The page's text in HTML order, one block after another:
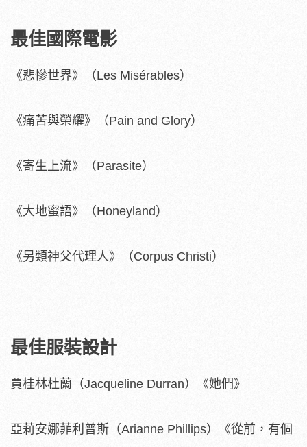
最佳國際電影
《悲慘世界》（Les Misérables）
《痛苦與榮耀》（Pain and Glory）
《寄生上流》（Parasite）
《大地蜜語》（Honeyland）
《另類神父代理人》（Corpus Christi）
最佳服裝設計
賈桂林杜蘭（Jacqueline Durran）《她們》
亞莉安娜菲利普斯（Arianne Phillips）《從前，有個